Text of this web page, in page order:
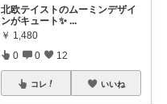
北欧テイストのムーミンデザイ
ンがキュート✨ ...
￥ 1,480
0 0 12
コレ いいね